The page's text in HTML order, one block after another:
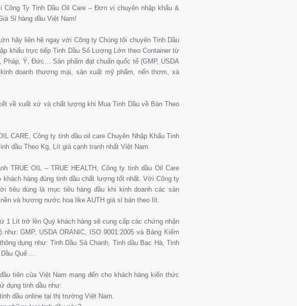
Công Ty Tinh Dầu Oil Care – Đơn vị chuyên nhập khẩu &
Sỉ hàng đầu Việt Nam!
hãy liên hệ ngay với Công ty Chúng tôi chuyên Tinh Dầu
khẩu trực tiếp Tinh Dầu Số Lượng Lớn theo Container từ
Ý, Đức… Sản phẩm đạt chuẩn quốc tế (GMP, USDA
doanh thương mại, sản xuất mỹ phẩm, nến thơm, xà
về xuất xứ và chất lượng khi Mua Tinh Dầu về Bán Theo
CARE, Công ty tinh dầu oil care Chuyên Nhập Khẩu Tinh
dầu Theo Kg, Lít giá cạnh tranh nhất Việt Nam.
TRUE OIL – TRUE HEALTH, Công ty tinh dầu Oil Care
khách hàng đúng tinh dầu chất lượng tốt nhất. Với Công ty
tiêu dùng là mục tiêu hàng đầu khi kinh doanh các sản
và hương nước hoa like AUTH giá sỉ bán theo lít.
1 Lít trở lên Quý khách hàng sẽ cung cấp các chứng nhận
GMP, USDA ORANIC, ISO 9001:2005 và Bảng Kiểm
dụng như: Tinh Dầu Sả Chanh, Tinh dầu Bạc Hà, Tinh
Quế ...
tiên của Việt Nam mang đến cho khách hàng kiến thức
dụng tinh dầu như:
dầu online tại thị trường Việt Nam.